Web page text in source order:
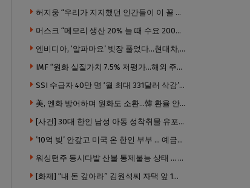
허지웅 “우리가 지지했던 인간들이 이 꼴 만들었다”
머스크 “메모리 생산 20% 늘 때 수요 200% 증가” … 반도체 매출 1조달러 눈 앞
엔비디아, ‘알파마요’ 빗장 풀었다…현대차, 자율주행 속도내나
IMF “원화 실질가치 7.5% 저평가…해외 주식투자 영향”
SSI 수급자 40만 명 ‘월 최대 331달러 삭감’ 위기…10만 명은 수급자격 상실
美, 엔화 방어하며 원화도 소환…韓 환율 안정 ‘우군’ 되나
[사건] 30대 한인 남성 아동 성착취물 유포 혐의로 체포
’10억 빚’ 안갚고 미국 온 한인 부부 … 예금보험공사, 미국서 소송
워싱턴주 동시다발 산불 통제불능 상태 … 이재민 수십만명
[화제] “내 돈 갚아라” 김원석씨 자택 앞 1인 광대 시위 … 한인 투자사, “108만 달러 못받아”